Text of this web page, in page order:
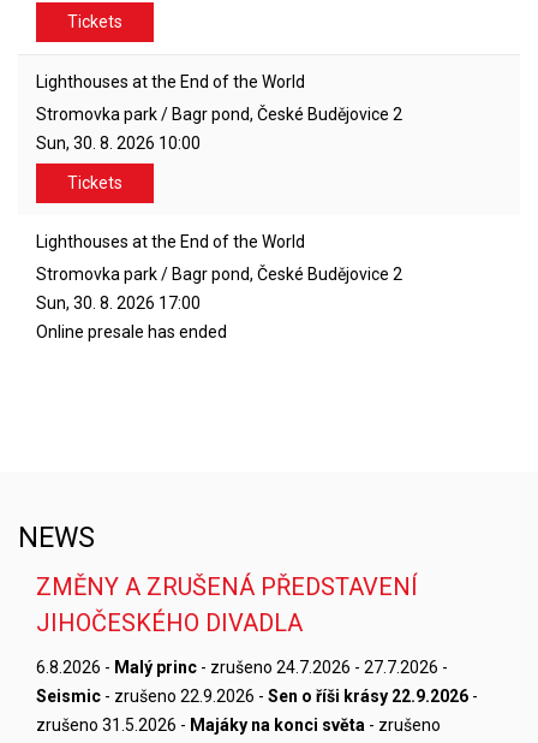
Tickets
Lighthouses at the End of the World
Stromovka park / Bagr pond, České Budějovice 2
Sun, 30. 8. 2026 10:00
Tickets
Lighthouses at the End of the World
Stromovka park / Bagr pond, České Budějovice 2
Sun, 30. 8. 2026 17:00
Online presale has ended
NEWS
ZMĚNY A ZRUŠENÁ PŘEDSTAVENÍ
JIHOČESKÉHO DIVADLA
6.8.2026 - Malý princ - zrušeno 24.7.2026 - 27.7.2026 -
Seismic - zrušeno 22.9.2026 - Sen o říši krásy 22.9.2026 -
zrušeno 31.5.2026 - Majáky na konci světa - zrušeno